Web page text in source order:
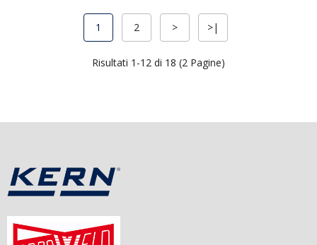
1 2 > >|
Risultati 1-12 di 18 (2 Pagine)